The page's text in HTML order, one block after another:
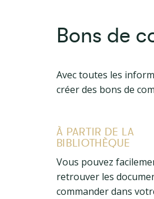
Bons de
Avec toutes les
créer des bons de
À PARTIR DE LA
BIBLIOTHÈQUE
Vous pouvez
retrouver les
commander dans